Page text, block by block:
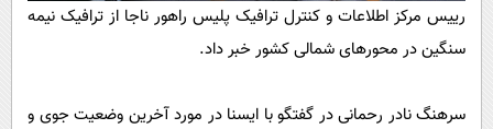
بین الملل
اجتماعی
رییس مرکز اطلاعات و کنترل ترافیک پلیس راهور ناجا از ترافیک نیمه
سنگین در محور‌های شمالی کشور خبر داد.
سرهنگ نادر رحمانی در گفتگو با ایسنا در مورد آخرین وضعیت جوی و